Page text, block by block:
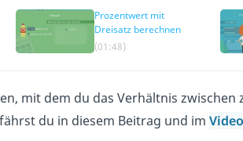
Prozentwert mit
Dreisatz berechnen
(01:48)
mit dem du das Verhältnis
du in diesem Beitrag und im